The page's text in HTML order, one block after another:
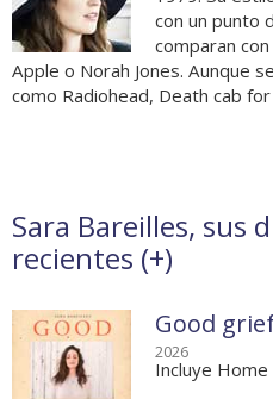
con un punto
comparan
Apple o Norah Jones. Aunque
como Radiohead, Death cab for
Sara Bareilles, sus
recientes (+)
Good
2026
Incluye Home